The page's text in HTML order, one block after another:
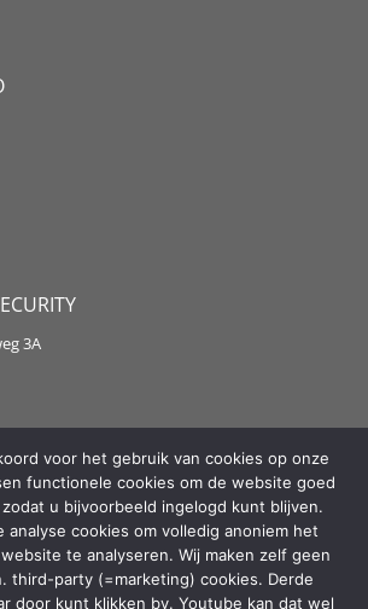
3A
Artguard Security | Made in cooperation
voor het gebruik van cookies op onze
functionele cookies om de website goed
u bijvoorbeeld ingelogd kunt blijven.
analyse cookies om volledig anoniem het
te analyseren. Wij maken zelf geen
third-party (=marketing) cookies. Derde
door kunt klikken bv. Youtube kan dat wel